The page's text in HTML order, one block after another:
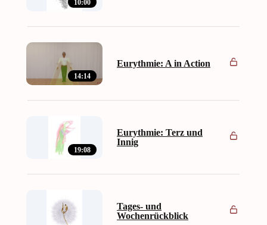
10:00
14:14
Eurythmie: A in Action
19:08
Eurythmie: Terz und
Innig
Tages- und
Wochenrückblick